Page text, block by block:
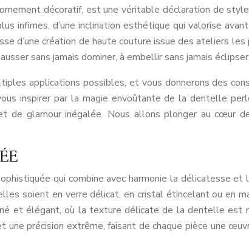
décoratif, est une véritable déclaration de
infimes, d’une inclination esthétique qui valorise
d’une création de haute couture issue des ateliers
sans jamais dominer, à embellir sans jamais
applications possibles, et vous donnerons des
inspirer par la magie envoûtante de la dentelle
de glamour inégalée. Nous allons plonger au cœur
qui combine avec harmonie la délicatesse
soient en verre délicat, en cristal étincelant ou en
et élégant, où la texture délicate de la dentelle est
précision extrême, faisant de chaque pièce une